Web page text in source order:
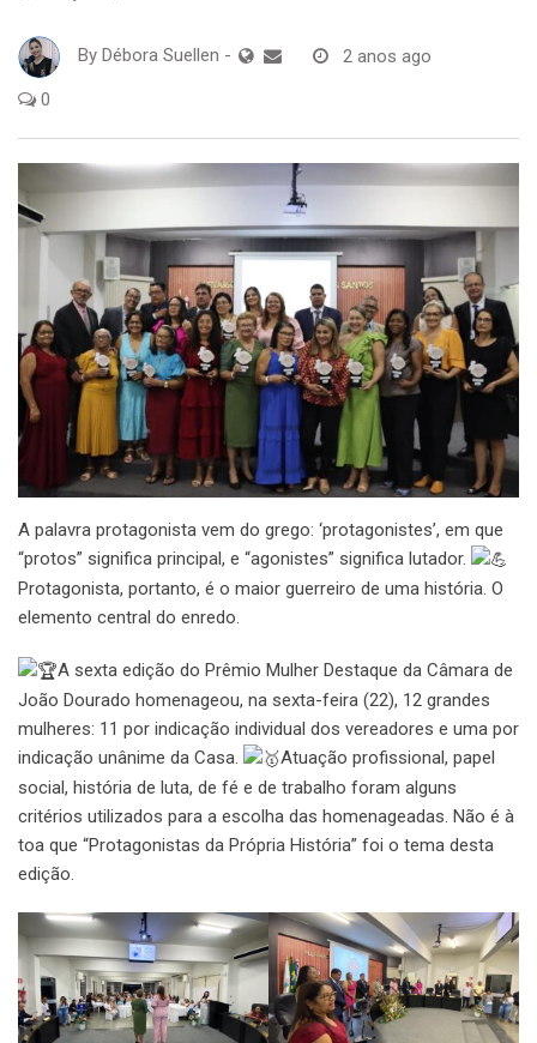
By Débora Suellen - 2 anos ago
0
A palavra protagonista vem do grego: ‘protagonistes’, em que
“protos” significa principal, e “agonistes” significa lutador.
Protagonista, portanto, é o maior guerreiro de uma história. O
elemento central do enredo.
A sexta edição do Prêmio Mulher Destaque da Câmara de
João Dourado homenageou, na sexta-feira (22), 12 grandes
mulheres: 11 por indicação individual dos vereadores e uma por
indicação unânime da Casa.
Atuação profissional, papel
social, história de luta, de fé e de trabalho foram alguns
critérios utilizados para a escolha das homenageadas. Não é à
toa que “Protagonistas da Própria História” foi o tema desta
edição.